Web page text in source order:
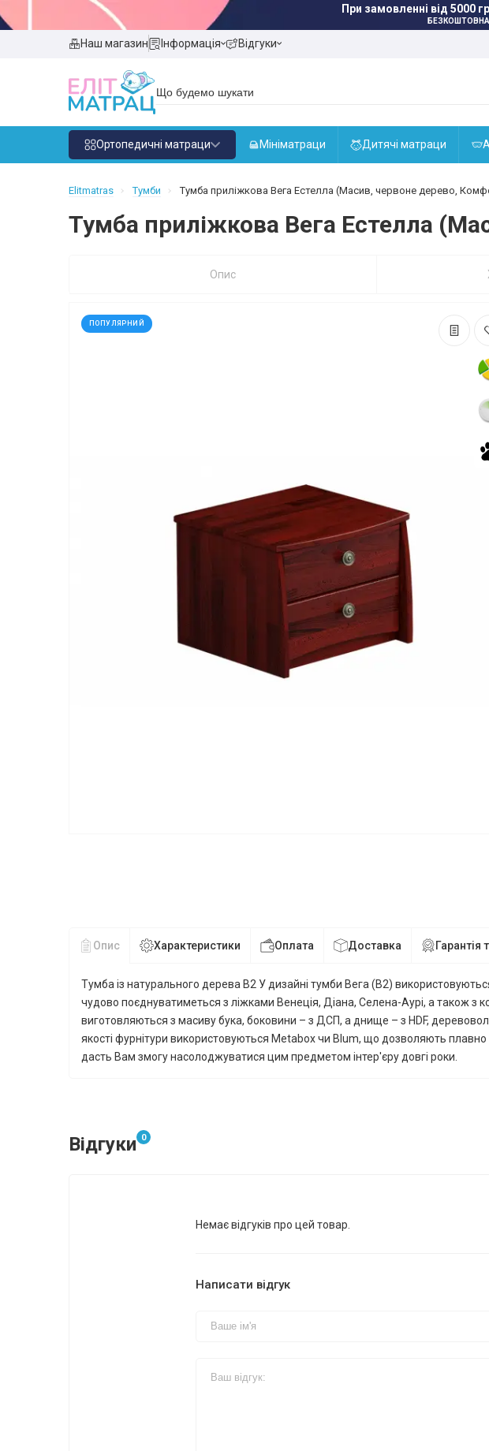
При замовленні від
Наш магазин Інформація Відгуки
Ортопедичні матраци Мініматраци Дитячі матраци
Elitmatras Тумби Тумба приліжкова Вега Естелла (Масив, червоне дерево,
Тумба приліжкова Вега Естелла
Опис
ПОПУЛЯРНИЙ
Опис Характеристики Оплата Доставка Гарантія
Тумба із натурального дерева В2 У дизайні тумби Вега (В2)
чудово поєднуватиметься з ліжками Венеція, Діана, Селена-Аурі, а також
виготовляються з масиву бука, боковини – з ДСП, а днище – з HDF,
якості фурнітури використовуються Metabox чи Blum, що дозволяють
дасть Вам змогу насолоджуватися цим предметом інтер'єру довгі роки.
Відгуки 0
Немає відгуків про цей товар.
Написати відгук